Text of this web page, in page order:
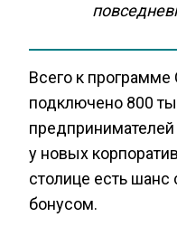
Всего к
подключено 800
у новых
столице есть шанс
бонусом.